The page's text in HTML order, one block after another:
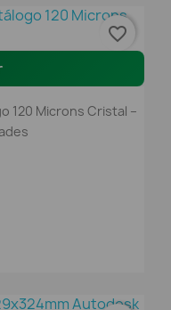
120 Microns Cristal –
favorite_border